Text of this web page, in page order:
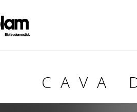
CAVA